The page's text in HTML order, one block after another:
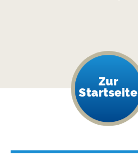
Zur
Startseite